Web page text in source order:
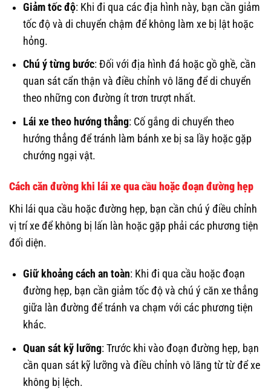
Giảm tốc độ: Khi đi qua các địa hình này, bạn cần giảm
tốc độ và di chuyển chậm để không làm xe bị lật hoặc
hỏng.
Chú ý từng bước: Đối với địa hình đá hoặc gồ ghề, cần
quan sát cẩn thận và điều chỉnh vô lăng để di chuyển
theo những con đường ít trơn trượt nhất.
Lái xe theo hướng thẳng: Cố gắng di chuyển theo
hướng thẳng để tránh làm bánh xe bị sa lầy hoặc gặp
chướng ngại vật.
Cách căn đường khi lái xe qua cầu hoặc đoạn đường hẹp
Khi lái qua cầu hoặc đường hẹp, bạn cần chú ý điều chỉnh
vị trí xe để không bị lấn làn hoặc gặp phải các phương tiện
đối diện.
Giữ khoảng cách an toàn: Khi đi qua cầu hoặc đoạn
đường hẹp, bạn cần giảm tốc độ và chú ý căn xe thẳng
giữa làn đường để tránh va chạm với các phương tiện
khác.
Quan sát kỹ lưỡng: Trước khi vào đoạn đường hẹp, bạn
cần quan sát kỹ lưỡng và điều chỉnh vô lăng từ từ để xe
không bị lệch.